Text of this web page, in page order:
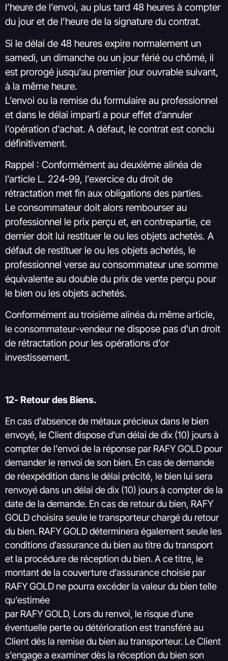
l’heure de l’envoi, au plus tard 48 heures à compter
du jour et de l’heure de la signature du contrat.
Si le délai de 48 heures expire normalement un
samedi, un dimanche ou un jour férié ou chômé, il
est prorogé jusqu’au premier jour ouvrable suivant,
à la même heure.
L’envoi ou la remise du formulaire au professionnel
et dans le délai imparti a pour effet d’annuler
l’opération d’achat. A défaut, le contrat est conclu
définitivement.
Rappel : Conformément au deuxième alinéa de
l’article L. 224-99, l’exercice du droit de
rétractation met fin aux obligations des parties.
Le consommateur doit alors rembourser au
professionnel le prix perçu et, en contrepartie, ce
dernier doit lui restituer le ou les objets achetés. A
défaut de restituer le ou les objets achetés, le
professionnel verse au consommateur une somme
équivalente au double du prix de vente perçu pour
le bien ou les objets achetés.
Conformément au troisième alinéa du même article,
le consommateur-vendeur ne dispose pas d’un droit
de rétractation pour les opérations d’or
investissement.
12- Retour des Biens.
En cas d’absence de métaux précieux dans le bien
envoyé, le Client dispose d’un délai de dix (10) jours à
compter de l’envoi de la réponse par RAFY GOLD pour
demander le renvoi de son bien. En cas de demande
de réexpédition dans le délai précité, le bien lui sera
renvoyé dans un délai de dix (10) jours à compter de la
date de la demande. En cas de retour du bien, RAFY
GOLD choisira seule le transporteur chargé du retour
du bien. RAFY GOLD déterminera également seule les
conditions d’assurance du bien au titre du transport
et la procédure de réception du bien. A ce titre, le
montant de la couverture d’assurance choisie par
RAFY GOLD ne pourra excéder la valeur du bien telle
qu’estimée
par RAFY GOLD, Lors du renvoi, le risque d’une
éventuelle perte ou détérioration est transféré au
Client dés la remise du bien au transporteur. Le Client
s’engage a examiner dès la réception du bien son